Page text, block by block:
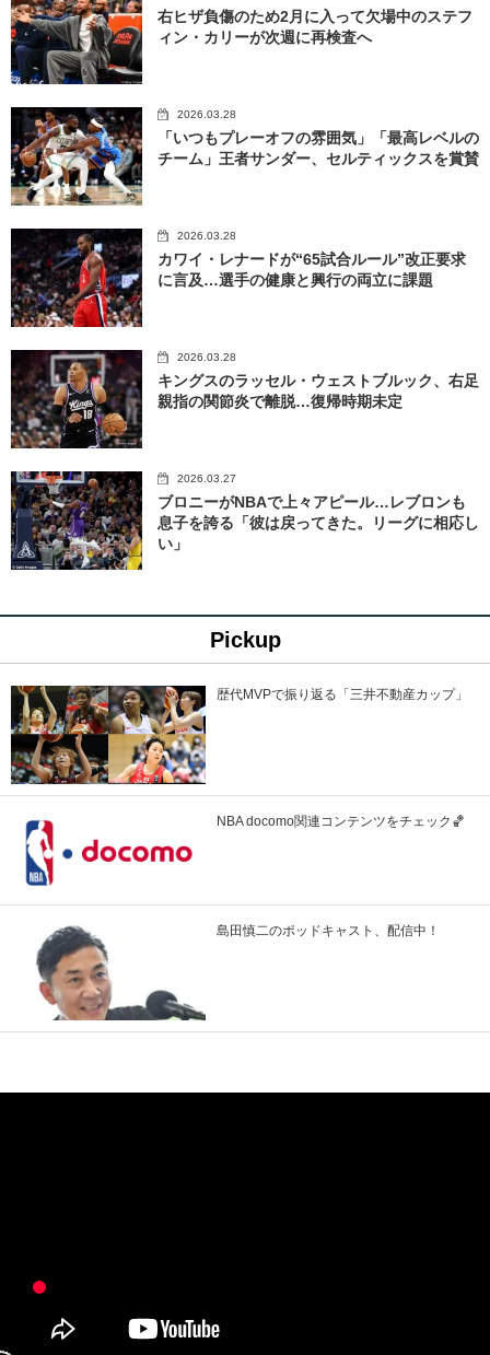
右ヒザ負傷のため2月に入って欠場中のステフ
ィン・カリーが次週に再検査へ
2026.03.28
「いつもプレーオフの雰囲気」「最高レベルの
チーム」王者サンダー、セルティックスを賞賛
2026.03.28
カワイ・レナードが“65試合ルール”改正要求
に言及…選手の健康と興行の両立に課題
2026.03.28
キングスのラッセル・ウェストブルック、右足
親指の関節炎で離脱…復帰時期未定
2026.03.27
ブロニーがNBAで上々アピール…レブロンも
息子を誇る「彼は戻ってきた。リーグに相応し
い」
Pickup
歴代MVPで振り返る「三井不動産カップ」
NBA docomo関連コンテンツをチェック🏀
島田慎二のポッドキャスト、配信中！